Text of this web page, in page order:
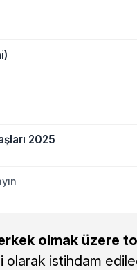
2025
olmak üzere
olarak istihdam